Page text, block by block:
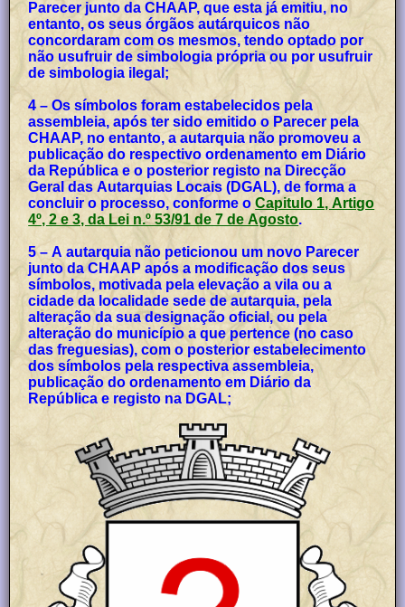
Parecer junto da CHAAP, que esta já emitiu, no
entanto, os seus órgãos autárquicos não
concordaram com os mesmos, tendo optado por
não usufruir de simbologia própria ou por usufruir
de simbologia ilegal;
4 – Os símbolos foram estabelecidos pela
assembleia, após ter sido emitido o Parecer pela
CHAAP, no entanto, a autarquia não promoveu a
publicação do respectivo ordenamento em Diário
da República e o posterior registo na Direcção
Geral das Autarquias Locais (DGAL), de forma a
concluir o processo, conforme oCapitulo 1, Artigo
4º, 2 e 3, da Lei n.º 53/91 de 7 de Agosto.
5 – A autarquia não peticionou um novo Parecer
junto da CHAAP após a modificação dos seus
símbolos, motivada pela elevação a vila ou a
cidade da localidade sede de autarquia, pela
alteração da sua designação oficial, ou pela
alteração do município a que pertence (no caso
das freguesias), com o posterior estabelecimento
dos símbolos pela respectiva assembleia,
publicação do ordenamento em Diário da
República e registo na DGAL;